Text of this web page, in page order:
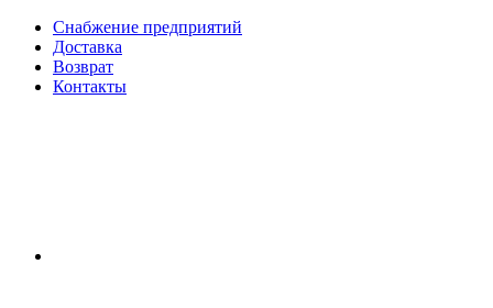
Снабжение предприятий
Доставка
Возврат
Контакты